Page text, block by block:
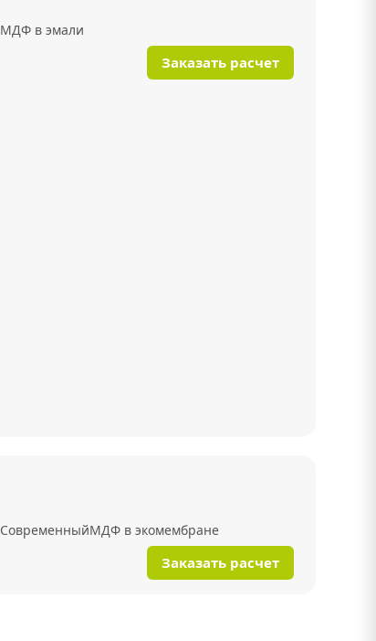
МДФ в эмали
Заказать расчет
СовременныйМДФ в экомембране
Заказать расчет